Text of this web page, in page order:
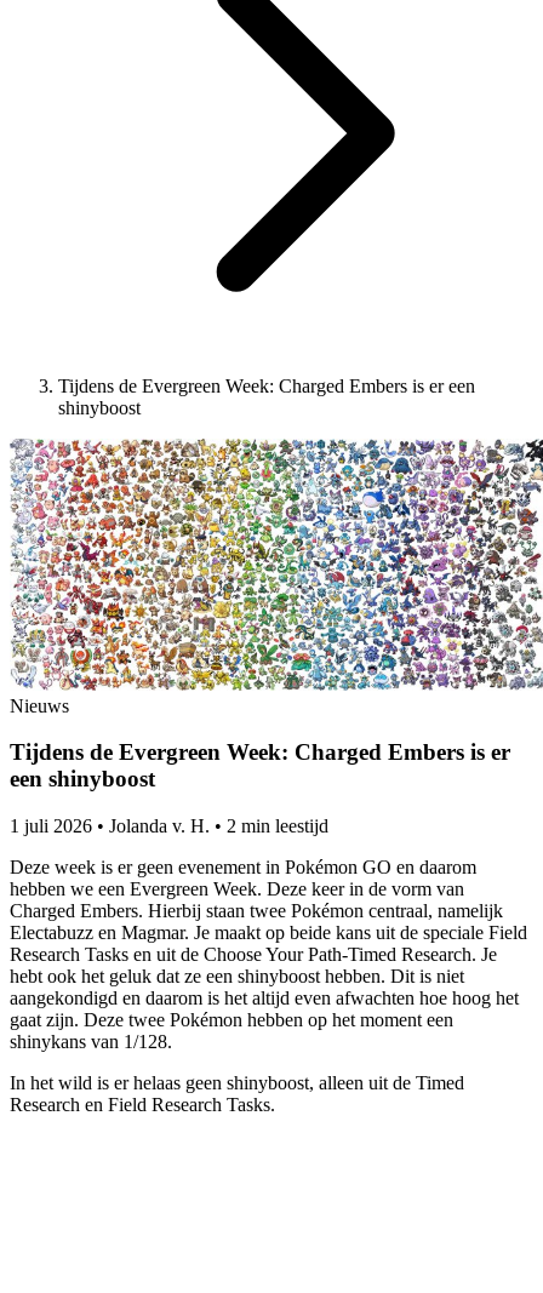
Tijdens de Evergreen Week: Charged Embers is er een
shinyboost
Nieuws
Tijdens de Evergreen Week: Charged Embers is er
een shinyboost
1 juli 2026 • Jolanda v. H. • 2 min leestijd
Deze week is er geen evenement in Pokémon GO en daarom
hebben we een Evergreen Week. Deze keer in de vorm van
Charged Embers. Hierbij staan twee Pokémon centraal, namelijk
Electabuzz en Magmar. Je maakt op beide kans uit de speciale Field
Research Tasks en uit de Choose Your Path-Timed Research. Je
hebt ook het geluk dat ze een shinyboost hebben. Dit is niet
aangekondigd en daarom is het altijd even afwachten hoe hoog het
gaat zijn. Deze twee Pokémon hebben op het moment een
shinykans van 1/128.
In het wild is er helaas geen shinyboost, alleen uit de Timed
Research en Field Research Tasks.